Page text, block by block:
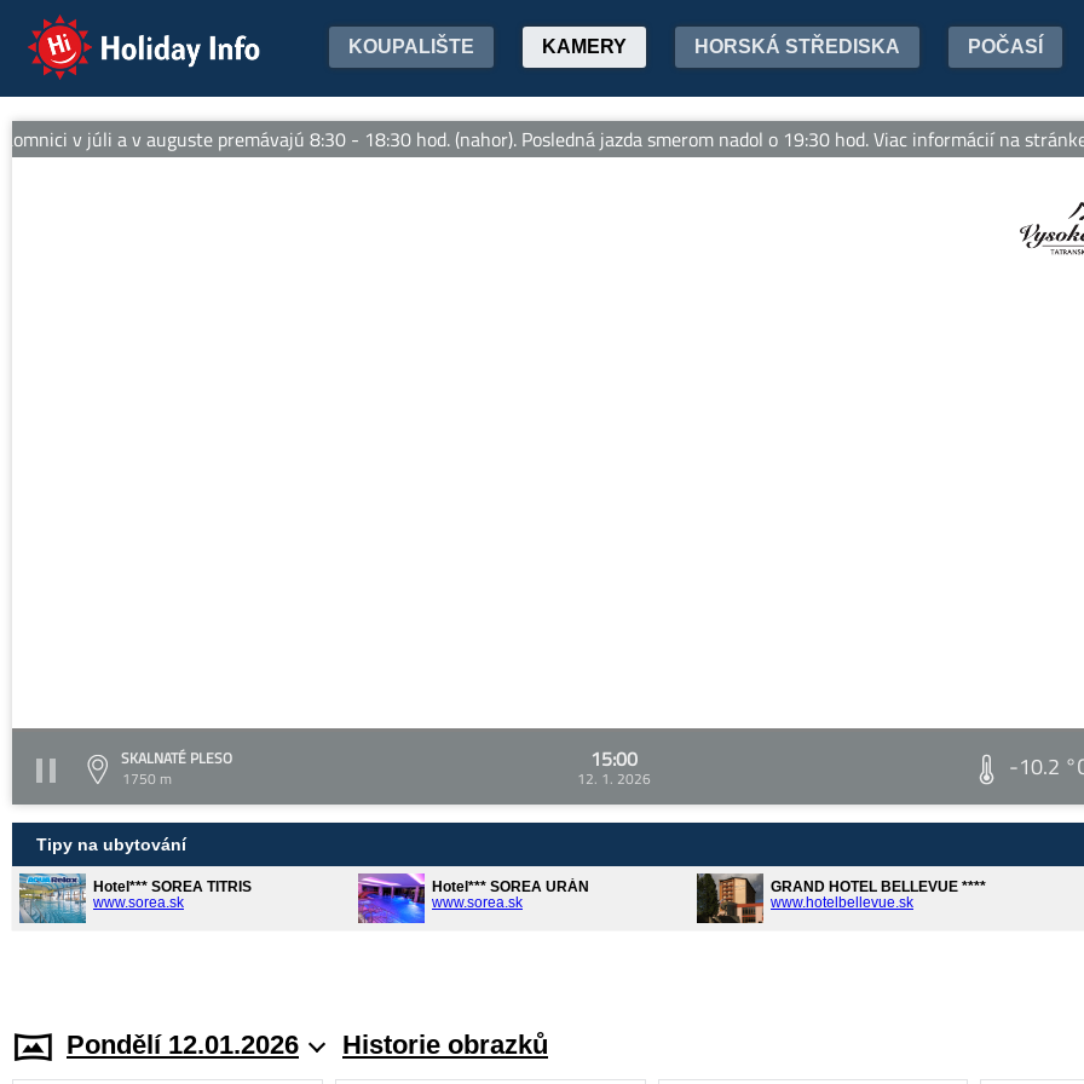
Holiday Info KOUPALIŠTE KAMERY HORSKÁ STŘEDISKA POČASÍ
v júli a v auguste premávajú 8:30 - 18:30 hod. (nahor). Posledná jazda smerom nadol o 19:30 hod. Viac informácií na stránke
SKALNATÉ PLESO
1750 m
15:00
12. 1. 2026 -10.2
Tipy na ubytování
Hotel*** SOREA TITRIS
www.sorea.sk
Hotel*** SOREA URÁN
www.sorea.sk
GRAND HOTEL BELLEVUE ****
www.hotelbellevue.sk
Pondělí 12.01.2026 Historie obrazků